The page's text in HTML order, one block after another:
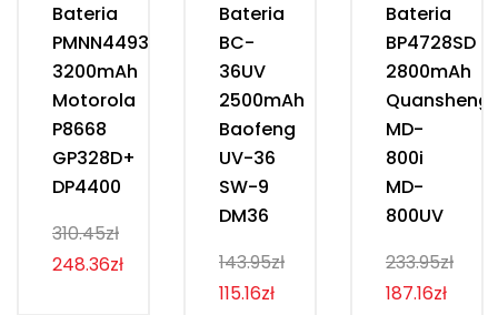
Bateria
PMNN4493D
3200mAh
Motorola
P8668
GP328D+
DP4400
310.45zł
248.36zł
Bateria
BC-
36UV
2500mAh
Baofeng
UV-36
SW-9
DM36
143.95zł
115.16zł
Bateria
BP4728SD
2800mAh
Quansheng
MD-
800i
MD-
800UV
233.95zł
187.16zł